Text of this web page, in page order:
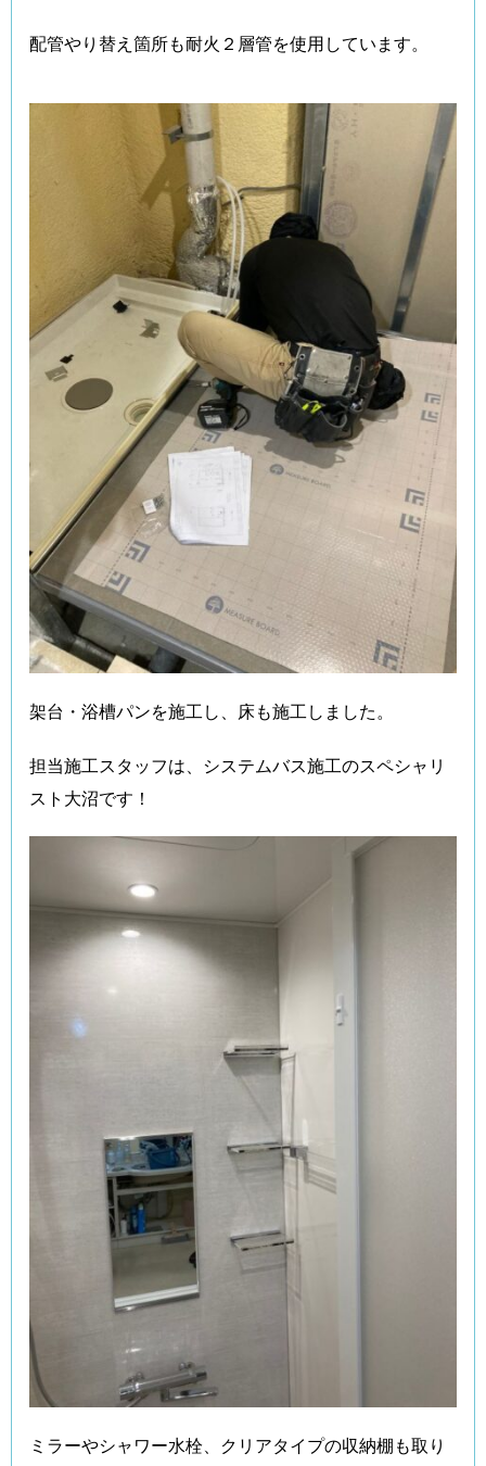
配管やり替え箇所も耐火２層管を使用しています。
架台・浴槽パンを施工し、床も施工しました。
担当施工スタッフは、システムバス施工のスペシャリ
スト大沼です！
ミラーやシャワー水栓、クリアタイプの収納棚も取り